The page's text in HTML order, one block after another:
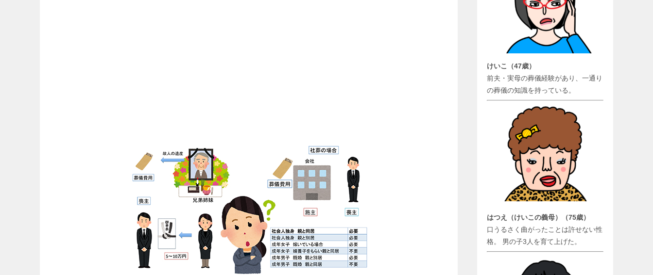
けいこ（47歳）
前夫・実母の葬儀経験があり、一通り
の葬儀の知識を持っている。
はつえ（けいこの義母）（75歳）
口うるさく曲がったことは許せない性
格。 男の子3人を育て上げた。